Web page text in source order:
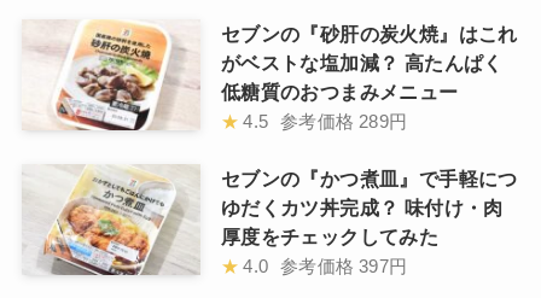
セブンの『砂肝の炭火焼』はこれ
がベストな塩加減？ 高たんぱく
低糖質のおつまみメニュー
★ 4.5 参考価格 289円
セブンの『かつ煮皿』で手軽につ
ゆだくカツ丼完成？ 味付け・肉
厚度をチェックしてみた
★ 4.0 参考価格 397円